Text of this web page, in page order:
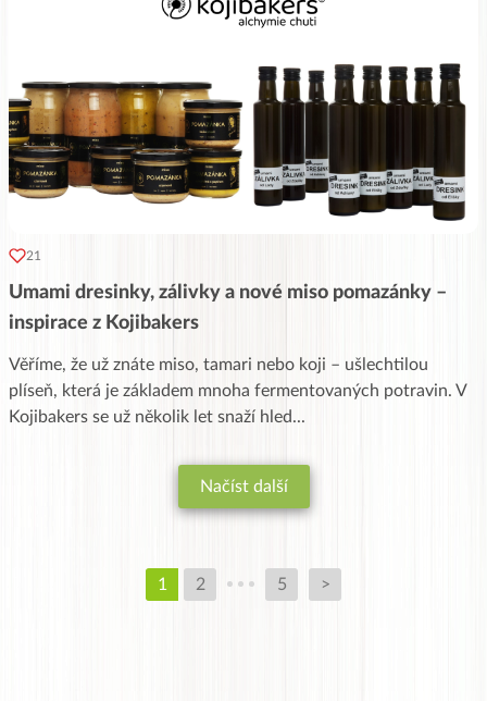
21
Umami dresinky, zálivky a nové miso pomazánky –
inspirace z Kojibakers
Věříme, že už znáte miso, tamari nebo koji – ušlechtilou
plíseň, která je základem mnoha fermentovaných potravin. V
Kojibakers se už několik let snaží hled...
Načíst další
1 2 5 >